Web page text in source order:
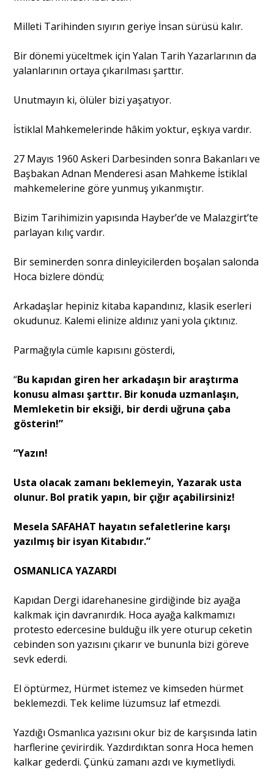
Milleti Tarihinden sıyırın geriye İnsan sürüsü kalır.
Bir dönemi yüceltmek için Yalan Tarih Yazarlarının da
yalanlarının ortaya çıkarılması şarttır.
Unutmayın ki, ölüler bizi yaşatıyor.
İstiklal Mahkemelerinde hâkim yoktur, eşkıya vardır.
27 Mayıs 1960 Askeri Darbesinden sonra Bakanları ve
Başbakan Adnan Menderesi asan Mahkeme İstiklal
mahkemelerine göre yunmuş yıkanmıştır.
Bizim Tarihimizin yapısında Hayber’de ve Malazgirt’te
parlayan kılıç vardır.
Bir seminerden sonra dinleyicilerden boşalan salonda
Hoca bizlere döndü;
Arkadaşlar hepiniz kitaba kapandınız, klasik eserleri
okudunuz. Kalemi elinize aldınız yani yola çıktınız.
Parmağıyla cümle kapısını gösterdi,
“Bu kapıdan giren her arkadaşın bir araştırma
konusu alması şarttır. Bir konuda uzmanlaşın,
Memleketin bir eksiği, bir derdi uğruna çaba
gösterin!”
“Yazın!
Usta olacak zamanı beklemeyin, Yazarak usta
olunur. Bol pratik yapın, bir çığır açabilirsiniz!
Mesela SAFAHAT hayatın sefaletlerine karşı
yazılmış bir isyan Kitabıdır.”
OSMANLICA YAZARDI
Kapıdan Dergi idarehanesine girdiğinde biz ayağa
kalkmak için davranırdık. Hoca ayağa kalkmamızı
protesto edercesine bulduğu ilk yere oturup ceketin
cebinden son yazısını çıkarır ve bununla bizi göreve
sevk ederdi.
El öptürmez, Hürmet istemez ve kimseden hürmet
beklemezdi. Tek kelime lüzumsuz laf etmezdi.
Yazdığı Osmanlıca yazısını okur biz de karşısında latin
harflerine çevirirdik. Yazdırdıktan sonra Hoca hemen
kalkar gederdi. Çünkü zamanı azdı ve kıymetliydi.